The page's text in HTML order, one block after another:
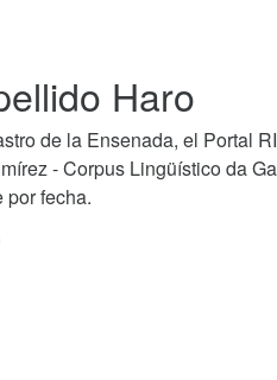
Haro
de la Ensenada, el Portal
- Corpus Lingüístico da
fecha.